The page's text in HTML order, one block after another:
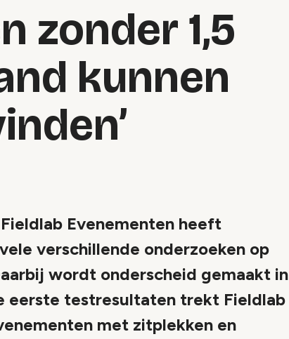
zonder 1,5
kunnen
Fieldlab Evenementen heeft
verschillende onderzoeken op
wordt onderscheid gemaakt in
eerste testresultaten trekt Fieldlab
met zitplekken en